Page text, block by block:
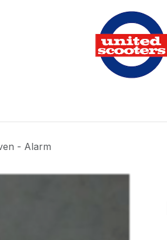
- Alarm